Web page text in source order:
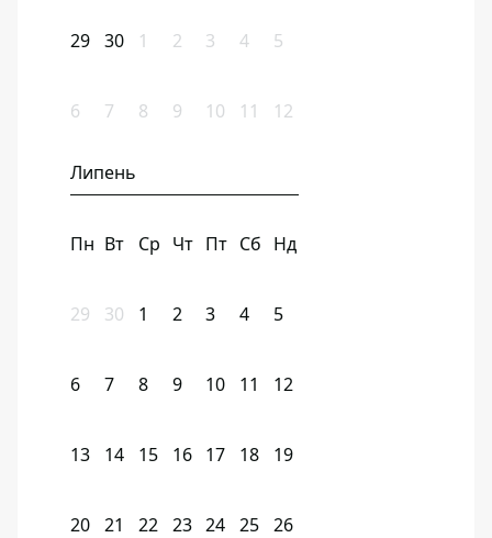
29 30 1 2 3 4 5
6 7 8 9 10 11 12
Липень
Пн Вт Ср Чт Пт Сб Нд
29 30 1 2 3 4 5
6 7 8 9 10 11 12
13 14 15 16 17 18 19
20 21 22 23 24 25 26